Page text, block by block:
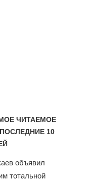
ЧИТАЕМОЕ
10
объявил
тотальной